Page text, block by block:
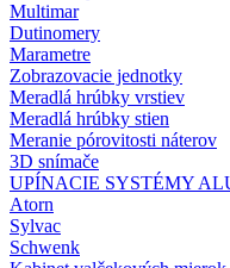
Multimar
Dutinomery
Marametre
Zobrazovacie jednotky
Meradlá hrúbky vrstiev
Meradlá hrúbky stien
Meranie pórovitosti náterov
3D snímače
UPÍNACIE SYSTÉMY
Atorn
Sylvac
Schwenk